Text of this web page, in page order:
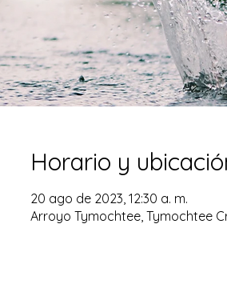
Horario y
20 ago de 2023, 12:30 a. m.
Arroyo Tymochtee, Tymochtee